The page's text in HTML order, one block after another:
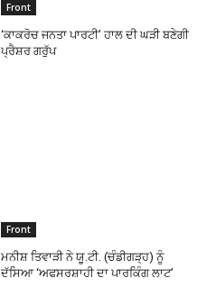
Front
‘ਕਾਕਰੋਚ ਜਨਤਾ ਪਾਰਟੀ’ ਹਾਲ ਦੀ ਘੜੀ ਬਣੇਗੀ
ਪ੍ਰੈਸ਼ਰ ਗਰੁੱਪ
Front
ਮਨੀਸ਼ ਤਿਵਾੜੀ ਨੇ ਯੂ.ਟੀ. (ਚੰਡੀਗੜ੍ਹ) ਨੂੰ
ਦੱਸਿਆ ‘ਅਫਸਰਸ਼ਾਹੀ ਦਾ ਪਾਰਕਿੰਗ ਲਾਟ’